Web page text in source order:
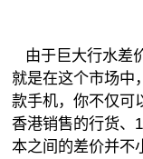
由于巨大行水差
就是在这个市场中
款手机，你不仅可
香港销售的行货、
本之间的差价并不